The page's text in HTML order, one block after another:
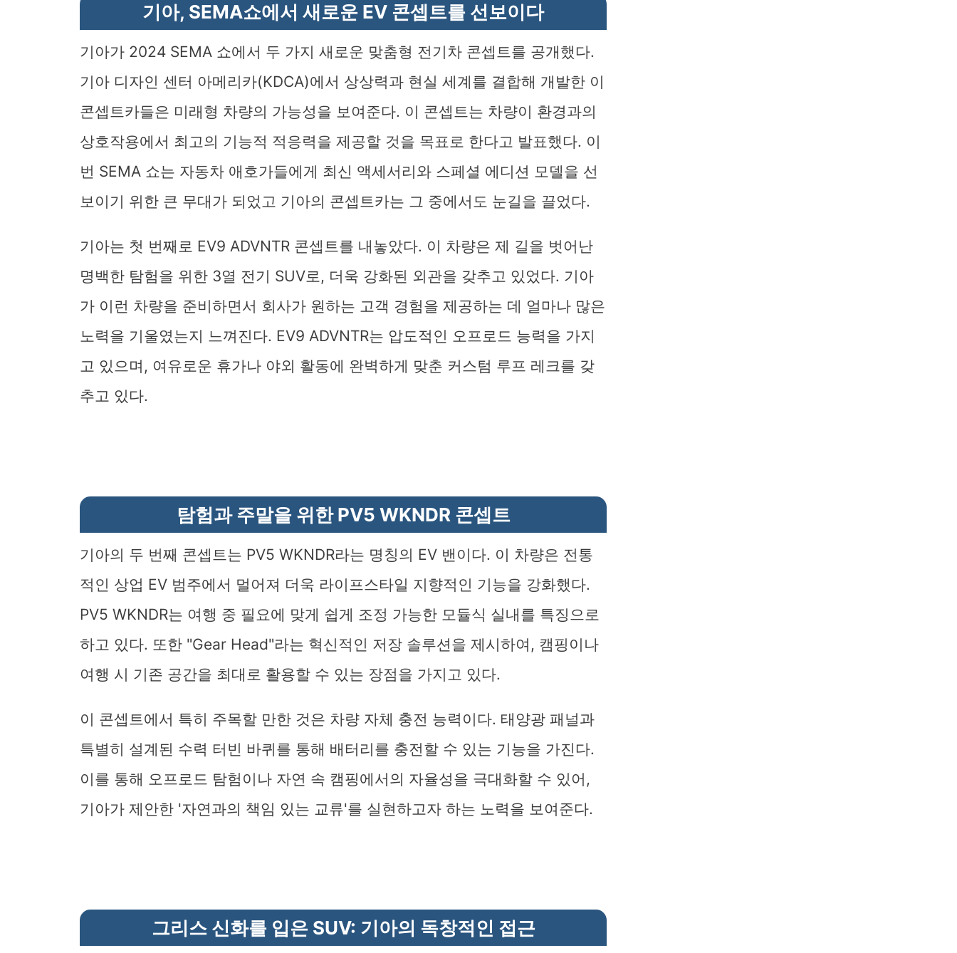
기아, SEMA쇼에서 새로운 EV 콘셉트를 선보이다
기아가 2024 SEMA 쇼에서 두 가지 새로운 맞춤형 전기차 콘셉트를 공개했다.
기아 디자인 센터 아메리카(KDCA)에서 상상력과 현실 세계를 결합해 개발한 이
콘셉트카들은 미래형 차량의 가능성을 보여준다. 이 콘셉트는 차량이 환경과의
상호작용에서 최고의 기능적 적응력을 제공할 것을 목표로 한다고 발표했다. 이
번 SEMA 쇼는 자동차 애호가들에게 최신 액세서리와 스페셜 에디션 모델을 선
보이기 위한 큰 무대가 되었고 기아의 콘셉트카는 그 중에서도 눈길을 끌었다.
기아는 첫 번째로 EV9 ADVNTR 콘셉트를 내놓았다. 이 차량은 제 길을 벗어난
명백한 탐험을 위한 3열 전기 SUV로, 더욱 강화된 외관을 갖추고 있었다. 기아
가 이런 차량을 준비하면서 회사가 원하는 고객 경험을 제공하는 데 얼마나 많은
노력을 기울였는지 느껴진다. EV9 ADVNTR는 압도적인 오프로드 능력을 가지
고 있으며, 여유로운 휴가나 야외 활동에 완벽하게 맞춘 커스텀 루프 레크를 갖
추고 있다.
탐험과 주말을 위한 PV5 WKNDR 콘셉트
기아의 두 번째 콘셉트는 PV5 WKNDR라는 명칭의 EV 밴이다. 이 차량은 전통
적인 상업 EV 범주에서 멀어져 더욱 라이프스타일 지향적인 기능을 강화했다.
PV5 WKNDR는 여행 중 필요에 맞게 쉽게 조정 가능한 모듈식 실내를 특징으로
하고 있다. 또한 "Gear Head"라는 혁신적인 저장 솔루션을 제시하여, 캠핑이나
여행 시 기존 공간을 최대로 활용할 수 있는 장점을 가지고 있다.
이 콘셉트에서 특히 주목할 만한 것은 차량 자체 충전 능력이다. 태양광 패널과
특별히 설계된 수력 터빈 바퀴를 통해 배터리를 충전할 수 있는 기능을 가진다.
이를 통해 오프로드 탐험이나 자연 속 캠핑에서의 자율성을 극대화할 수 있어,
기아가 제안한 '자연과의 책임 있는 교류'를 실현하고자 하는 노력을 보여준다.
그리스 신화를 입은 SUV: 기아의 독창적인 접근